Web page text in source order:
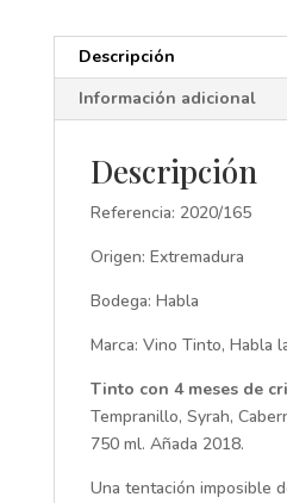
Extremadura
-
Habla
Descripción
Información adicional
Descripción
Referencia: 2020/165
Origen: Extremadura
Bodega: Habla
Marca: Vino Tinto, Habla
Tinto con 4 meses de
Tempranillo, Syrah,
750 ml. Añada 2018.
Una tentación imposible